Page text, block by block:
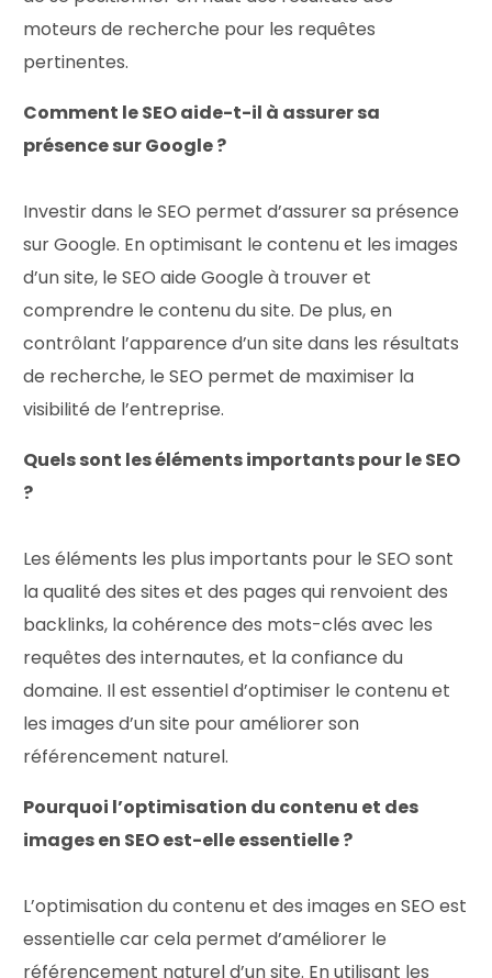
moteurs de recherche pour les requêtes
pertinentes.
Comment le SEO aide-t-il à assurer sa
présence sur Google ?
Investir dans le SEO permet d’assurer sa présence
sur Google. En optimisant le contenu et les images
d’un site, le SEO aide Google à trouver et
comprendre le contenu du site. De plus, en
contrôlant l’apparence d’un site dans les résultats
de recherche, le SEO permet de maximiser la
visibilité de l’entreprise.
Quels sont les éléments importants pour le SEO
?
Les éléments les plus importants pour le SEO sont
la qualité des sites et des pages qui renvoient des
backlinks, la cohérence des mots-clés avec les
requêtes des internautes, et la confiance du
domaine. Il est essentiel d’optimiser le contenu et
les images d’un site pour améliorer son
référencement naturel.
Pourquoi l’optimisation du contenu et des
images en SEO est-elle essentielle ?
L’optimisation du contenu et des images en SEO est
essentielle car cela permet d’améliorer le
référencement naturel d’un site. En utilisant les
Let's talk